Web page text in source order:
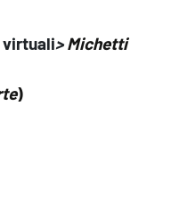
virtuali>Michetti
)